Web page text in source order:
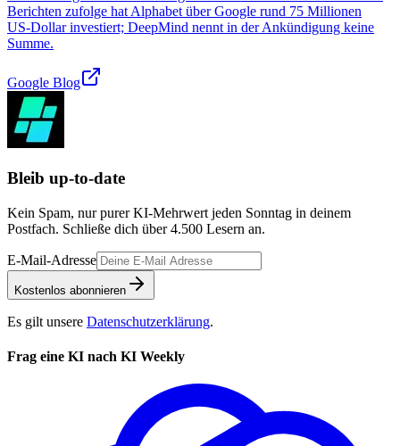
Berichten zufolge hat Alphabet über Google rund 75 Millionen
US‑Dollar investiert; DeepMind nennt in der Ankündigung keine
Summe.
Google Blog
Bleib up-to-date
Kein Spam, nur purer KI-Mehrwert jeden Sonntag in deinem
Postfach. Schließe dich über4.500 Lesern an.
E-Mail-Adresse
Kostenlos abonnieren
Es gilt unsere Datenschutzerklärung.
Frag eine KI nach KI Weekly